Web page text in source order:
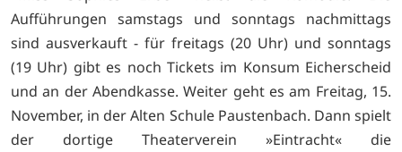
Aufführungen samstags und sonntags nachmittags
sind ausverkauft - für freitags (20 Uhr) und sonntags
(19 Uhr) gibt es noch Tickets im Konsum Eicherscheid
und an der Abendkasse. Weiter geht es am Freitag, 15.
November, in der Alten Schule Paustenbach. Dann spielt
der dortige Theaterverein »Eintracht« die